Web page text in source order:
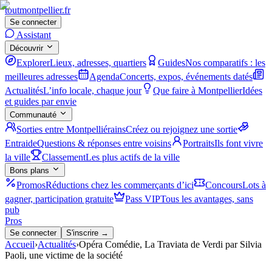
toutmontpellier.fr
Se connecter
Assistant
Découvrir
ExplorerLieux, adresses, quartiers GuidesNos comparatifs : les
meilleures adresses
AgendaConcerts, expos, événements datés
ActualitésL’info locale, chaque jour Que faire à MontpellierIdées
et guides par envie
Communauté
Sorties entre MontpelliérainsCréez ou rejoignez une sortie
EntraideQuestions & réponses entre voisins PortraitsIls font vivre
la ville
ClassementLes plus actifs de la ville
Bons plans
PromosRéductions chez les commerçants d’ici ConcoursLots à
gagner, participation gratuite
Pass VIPTous les avantages, sans
pub
Pros
Se connecter S'inscrire →
Accueil›Actualités›Opéra Comédie, La Traviata de Verdi par Silvia
Paoli, une victime de la société